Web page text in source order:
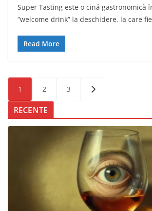
Super Tasting este o cină gastronomică
“welcome drink” la deschidere, la care
Read More
Posts
pagination
1 2 3
RECENTE